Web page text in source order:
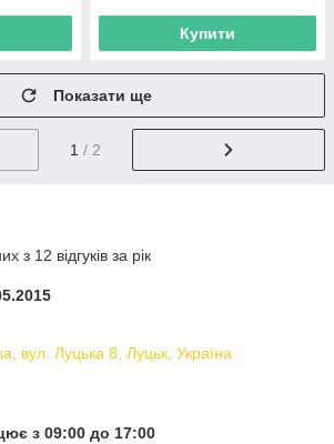
Купити
Показати ще
1 / 2
з 12 відгуків за рік
вул. Луцька 8, Луцьк, Україна
з 09:00 до 17:00